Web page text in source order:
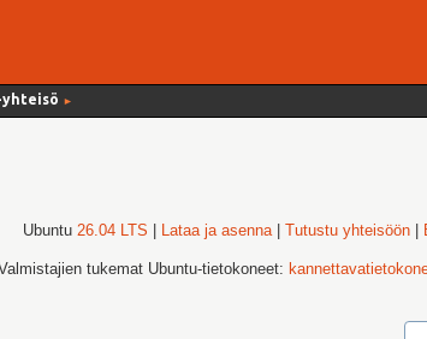
yhteisö ►
Ubuntu26.04 LTS Lataa ja asenna|Tutustu yhteisöön
tukemat Ubuntu-tietokoneet: